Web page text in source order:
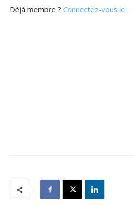
Déjà membre ? Connectez-vous ici